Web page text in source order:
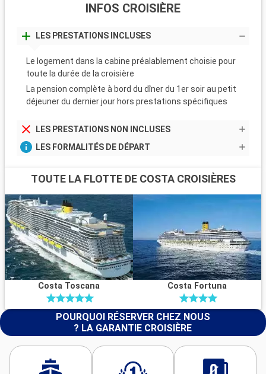
INFOS CROISIÈRE
LES PRESTATIONS INCLUSES
Le logement dans la cabine préalablement choisie pour
toute la durée de la croisière
La pension complète à bord du dîner du 1er soir au petit
déjeuner du dernier jour hors prestations spécifiques
LES PRESTATIONS NON INCLUSES
LES FORMALITÉS DE DÉPART
TOUTE LA FLOTTE DE COSTA CROISIÈRES
Costa Toscana Costa Fortuna
POURQUOI RÉSERVER CHEZ NOUS
? LA GARANTIE CROISIÈRE